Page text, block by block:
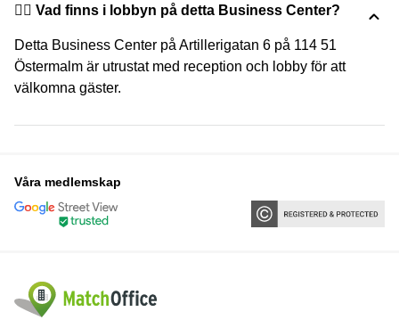
🙋‍♀️ Vad finns i lobbyn på detta Business Center?
Detta Business Center på Artillerigatan 6 på 114 51
Östermalm är utrustat med reception och lobby för att
välkomna gäster.
Våra medlemskap